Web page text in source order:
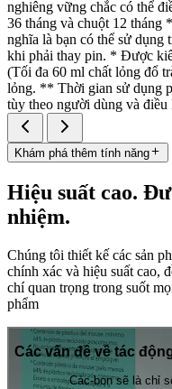
nghiêng vững chắc có thể
36 tháng và chuột 12 tháng
nghĩa là bạn có thể sử dụng
khi phải thay pin. * Được
(Tối đa 60 ml chất lỏng đổ
lỏng. ** Thời gian sử dụng
tùy theo người dùng và
Khám phá thêm tính năng
Hiệu suất cao.
nhiệm.
Chúng tôi thiết kế các sản
chính xác và hiệu suất cao,
chí quan trọng trong suốt
phẩm
Các vấn đề về tác
Các-bon sẽ là chỉ